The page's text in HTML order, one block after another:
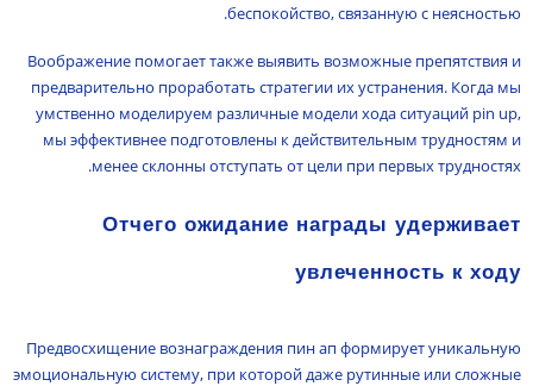
беспокойство, связанную с неясностью.
Воображение помогает также выявить возможные препятствия и
предварительно проработать стратегии их устранения. Когда мы
умственно моделируем различные модели хода ситуаций pin up,
мы эффективнее подготовлены к действительным трудностям и
менее склонны отступать от цели при первых трудностях.
Отчего ожидание награды удерживает
увлеченность к ходу
Предвосхищение вознаграждения пин ап формирует уникальную
эмоциональную систему, при которой даже рутинные или сложные